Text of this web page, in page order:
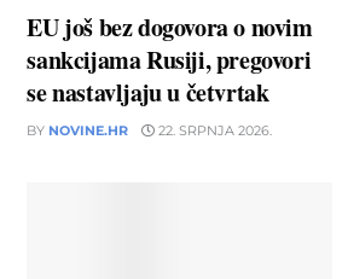
EU još bez dogovora o novim
sankcijama Rusiji, pregovori
se nastavljaju u četvrtak
BY NOVINE.HR 22. SRPNJA 2026.